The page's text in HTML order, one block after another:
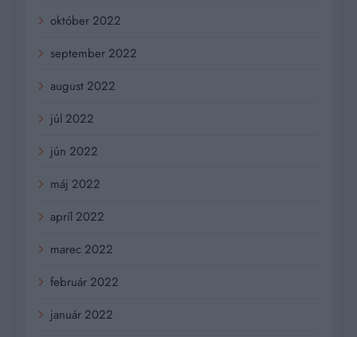
október 2022
september 2022
august 2022
júl 2022
jún 2022
máj 2022
apríl 2022
marec 2022
február 2022
január 2022